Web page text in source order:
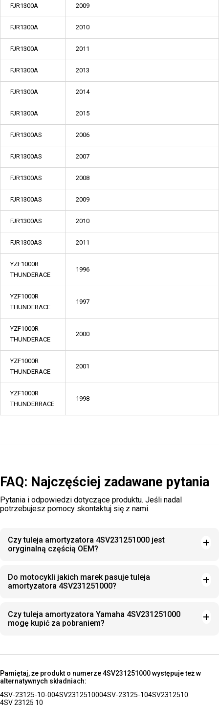
FJR1300A 2009
FJR1300A 2010
FJR1300A 2011
FJR1300A 2013
FJR1300A 2014
FJR1300A 2015
FJR1300AS 2006
FJR1300AS 2007
FJR1300AS 2008
FJR1300AS 2009
FJR1300AS 2010
FJR1300AS 2011
YZF1000R
THUNDERACE
1996
YZF1000R
THUNDERACE
1997
YZF1000R
THUNDERACE
2000
YZF1000R
THUNDERACE
2001
YZF1000R
THUNDERRACE
1998
FAQ: Najczęściej zadawane pytania
Pytania i odpowiedzi dotyczące produktu. Jeśli nadal
potrzebujesz pomocy skontaktuj się z nami.
Czy tuleja amortyzatora 4SV231251000 jest
oryginalną częścią OEM?
Do motocykli jakich marek pasuje tuleja
amortyzatora 4SV231251000?
Czy tuleja amortyzatora Yamaha 4SV231251000
mogę kupić za pobraniem?
Pamiętaj, że produkt o numerze 4SV231251000 występuje też w
alternatywnych składniach:
4SV-23125-10-004SV2312510004SV-23125-104SV2312510
4SV 23125 10